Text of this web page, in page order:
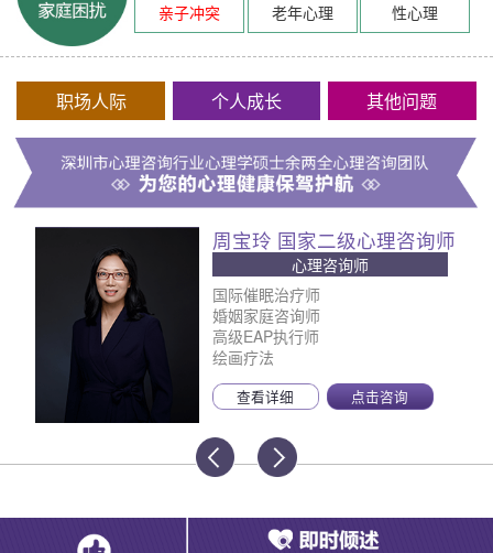
亲子冲突
老年心理 性心理
职场人际 个人成长 其他问题
周宝玲 国家二级心理咨询师
心理咨询师
国际催眠治疗师
婚姻家庭咨询师
高级EAP执行师
绘画疗法
查看详细 点击咨询